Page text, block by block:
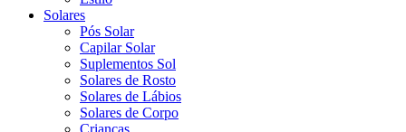
Solares
Pós Solar
Capilar Solar
Suplementos Sol
Solares de Rosto
Solares de Lábios
Solares de Corpo
Crianças